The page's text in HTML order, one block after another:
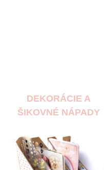
DEKORÁCIE A
ŠIKOVNÉ NÁPADY